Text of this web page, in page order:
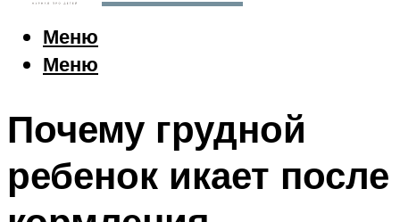
Меню
Меню
Почему грудной
ребенок икает после